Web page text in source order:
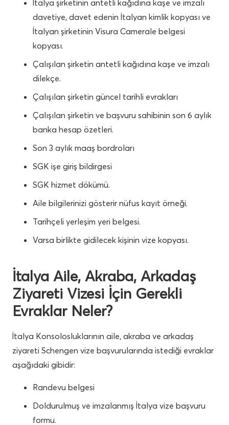
İtalya şirketinin antetli kağıdına kaşe ve imzalı
davetiye, davet edenin İtalyan kimlik kopyası ve
İtalyan şirketinin Visura Camerale belgesi
kopyası.
Çalışılan şirketin antetli kağıdına kaşe ve imzalı
dilekçe.
Çalışılan şirketin güncel tarihli evrakları
Çalışılan şirketin ve başvuru sahibinin son 6 aylık
banka hesap özetleri.
Son 3 aylık maaş bordroları
SGK işe giriş bildirgesi
SGK hizmet dökümü.
Aile bilgilerinizi gösterir nüfus kayıt örneği.
Tarihçeli yerleşim yeri belgesi.
Varsa birlikte gidilecek kişinin vize kopyası.
İtalya Aile, Akraba, Arkadaş
Ziyareti Vizesi İçin Gerekli
Evraklar Neler?
İtalya Konsolosluklarının aile, akraba ve arkadaş
ziyareti Schengen vize başvurularında istediği evraklar
aşağıdaki gibidir:
Randevu belgesi
Doldurulmuş ve imzalanmış İtalya vize başvuru
formu.